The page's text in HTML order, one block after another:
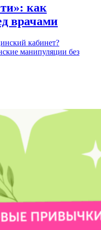
как
врачами
кабинет?
манипуляции без